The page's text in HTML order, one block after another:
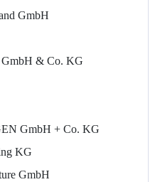
GmbH
GmbH & Co. KG
GmbH + Co. KG
KG
GmbH